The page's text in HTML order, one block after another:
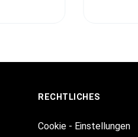
RECHTLICHES
Cookie - Einstellungen